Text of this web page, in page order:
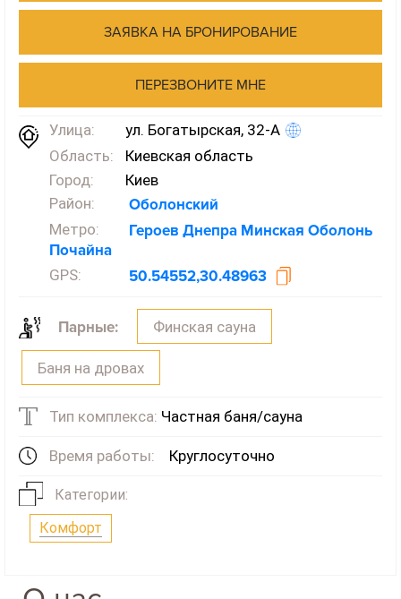
ЗАЯВКА НА БРОНИРОВАНИЕ
ПЕРЕЗВОНИТЕ МНЕ
Улица:
ул. Богатырская, 32-А
Область:
Киевская область
Город:
Киев
Район:
Оболонский
Метро: Героев Днепра Минская Оболонь
Почайна
GPS: 50.54552,30.48963
Парные: Финская сауна
Баня на дровах
Тип комплекса: Частная баня/сауна
Время работы: Круглосуточно
Категории:
Комфорт